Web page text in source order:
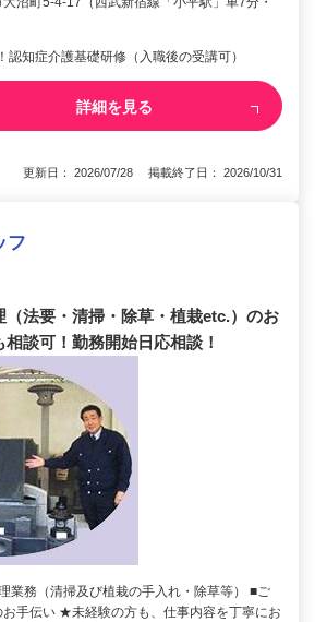
認知症介護基礎研修（入職後の受講可）
詳細を見る
更新日： 2026/07/28 掲載終了日： 2026/10/31
フ
（法要・清掃・除草・植栽etc.）のお
談可！勤務開始日応相談！
業務（清掃及び植栽の手入れ・除草等） ■ご
お手伝い ★未経験の方も、仕事内容を丁寧にお